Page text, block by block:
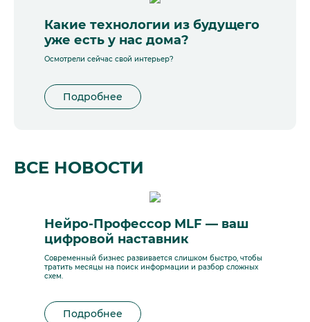
Какие технологии из будущего
уже есть у нас дома?
Осмотрели сейчас свой интерьер?
Подробнее
ВСЕ НОВОСТИ
Нейро-Профессор MLF — ваш
цифровой наставник
Современный бизнес развивается слишком быстро, чтобы
тратить месяцы на поиск информации и разбор сложных
схем.
Подробнее